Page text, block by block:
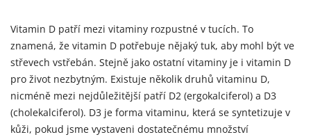
Vitamin D patří mezi vitaminy rozpustné v tucích. To
znamená, že vitamin D potřebuje nějaký tuk, aby mohl být ve
střevech vstřebán. Stejně jako ostatní vitaminy je i vitamin D
pro život nezbytným. Existuje několik druhů vitaminu D,
nicméně mezi nejdůležitější patří D2 (ergokalciferol) a D3
(cholekalciferol). D3 je forma vitaminu, která se syntetizuje v
kůži, pokud jsme vystaveni dostatečnému množství